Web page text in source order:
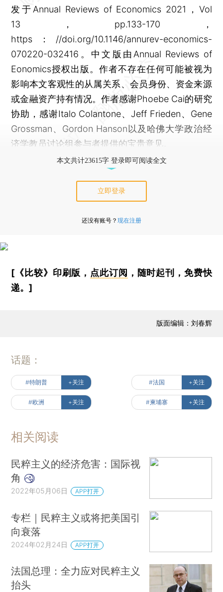
发于Annual Reviews of Economics 2021，Vol
13，pp.133-170，
https：//doi.org/10.1146/annurev-economics-
070220-032416。中文版由Annual Reviews of
Eonomics授权出版。作者不存在任何可能被视为
影响本文客观性的从属关系、会员身份、资金来源
或金融资产持有情况。作者感谢Phoebe Cai的研究
协助，感谢Italo Colantone、Jeff Frieden、Gene
Grossman、Gordon Hanson以及哈佛大学政治经
济学教员讨论组参与者提供的宝贵意见。
本文共计23615字 登录即可阅读全文
立即登录
还没有账号？ 现在注册
[《比较》印刷版， 点此订阅 ，随时起刊，免费快
递。]
版面编辑：刘春辉
话题：
#特朗普 +关注 #法国 +关注
#欧洲 +关注 #柬埔寨 +关注
相关阅读
民粹主义的经济危害：国际视
角
2022年05月06日 APP打开
专栏｜民粹主义或将把美国引
向衰落
2024年02月24日 APP打开
法国总理：全力应对民粹主义
抬头